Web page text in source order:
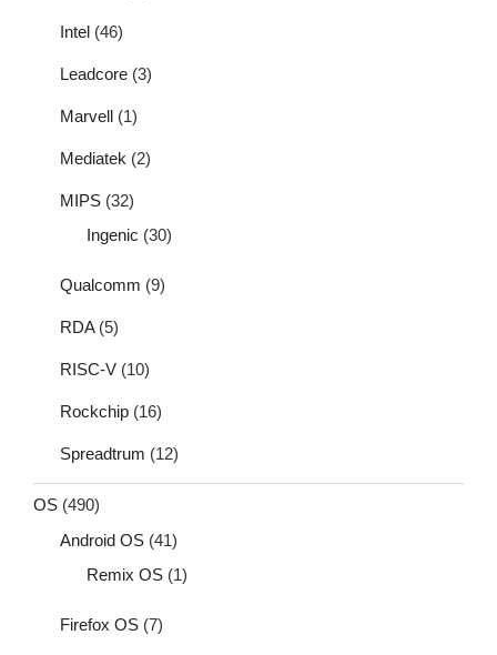
Intel (46)
Leadcore (3)
Marvell (1)
Mediatek (2)
MIPS (32)
Ingenic (30)
Qualcomm (9)
RDA(5)
RISC-V (10)
Rockchip (16)
Spreadtrum (12)
OS (490)
Android OS (41)
Remix OS (1)
Firefox OS (7)